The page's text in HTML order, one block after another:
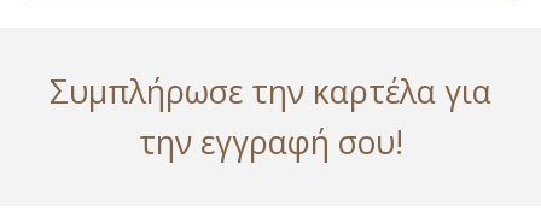
Συμπλήρωσε την καρτέλα για
την εγγραφή σου!